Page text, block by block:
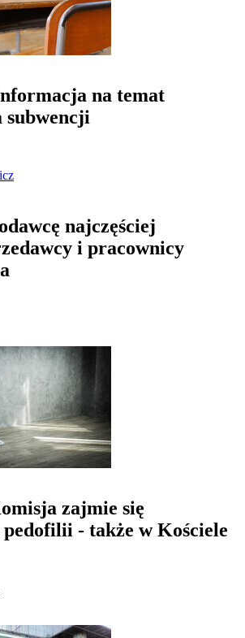
na temat
subwencji
najczęściej
i pracownicy
zajmie się
- także w Kościele